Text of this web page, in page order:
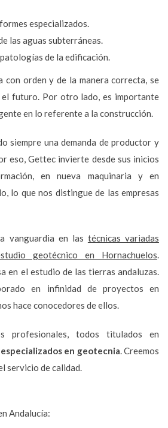
especializados.
las aguas subterráneas.
de la edificación.
con orden y de la manera correcta, se
el futuro. Por otro lado, es importante
en lo referente a la construcción.
siempre una demanda de productor y
eso, Gettec invierte desde sus inicios
en nueva maquinaria y en
lo que nos distingue de las empresas
vanguardia en las técnicas variadas
geotécnico en Hornachuelos.
en el estudio de las tierras andaluzas.
en infinidad de proyectos en
hace conocedores de ellos.
profesionales, todos titulados en
especializados en geotecnia. Creemos
servicio de calidad.
Andalucía: